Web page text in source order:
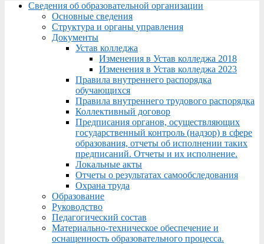
Menu
Сведения об образовательной организации
Основные сведения
Структура и органы управления
Документы
Устав колледжа
Изменения в Устав колледжа 2018
Изменения в Устав колледжа 2023
Правила внутреннего распорядка
обучающихся
Правила внутреннего трудового распорядка
Коллективный договор
Предписания органов, осуществляющих
государственный контроль (надзор) в сфере
образования, отчеты об исполнении таких
предписаний. Отчеты и их исполнение.
Локальные акты
Отчеты о результатах самообследования
Охрана труда
Образование
Руководство
Педагогический состав
Материально-техническое обеспечение и
оснащенность образовательного процесса.